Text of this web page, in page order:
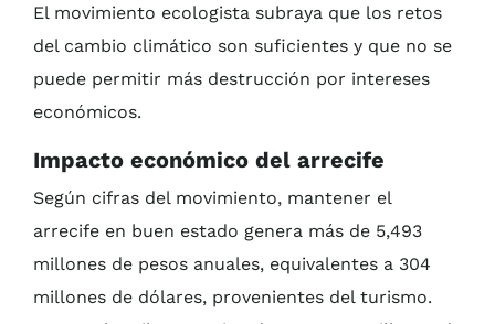
El movimiento ecologista subraya que los retos
del cambio climático son suficientes y que no se
puede permitir más destrucción por intereses
económicos.
Impacto económico del arrecife
Según cifras del movimiento, mantener el
arrecife en buen estado genera más de 5,493
millones de pesos anuales, equivalentes a 304
millones de dólares, provenientes del turismo.